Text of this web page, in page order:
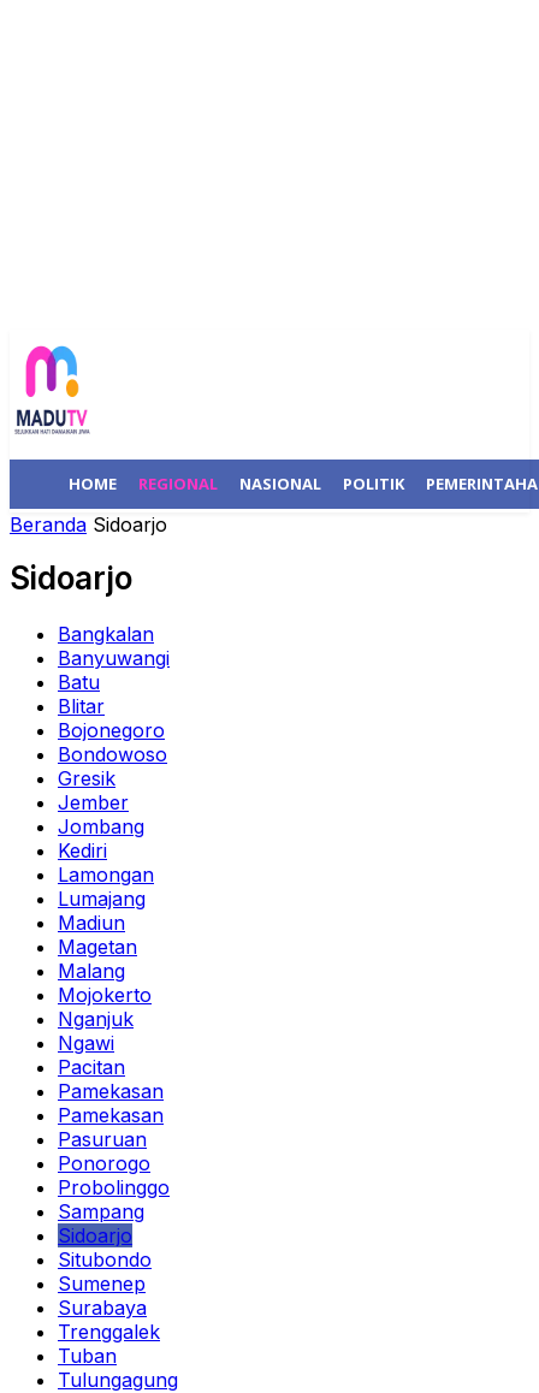
HOME REGIONAL NASIONAL POLITIK
Beranda Sidoarjo
Sidoarjo
Bangkalan
Banyuwangi
Batu
Blitar
Bojonegoro
Bondowoso
Gresik
Jember
Jombang
Kediri
Lamongan
Lumajang
Madiun
Magetan
Malang
Mojokerto
Nganjuk
Ngawi
Pacitan
Pamekasan
Pamekasan
Pasuruan
Ponorogo
Probolinggo
Sampang
Sidoarjo
Situbondo
Sumenep
Surabaya
Trenggalek
Tuban
Tulungagung